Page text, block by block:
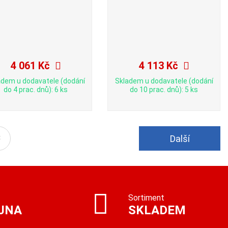
4 061 Kč
u dodavatele (dodání
do 4 prac. dnů): 6 ks
4 113 Kč
Skladem u dodavatele (dodání
do 10 prac. dnů): 5 ks
Další
Sortiment
SKLADEM